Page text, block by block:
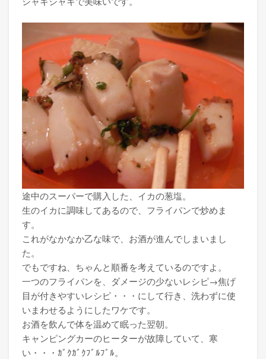
途中のスーパーで購入した、イカの葱塩。
生のイカに調味してあるので、フライパンで炒めま
す。
これがなかなか乙な味で、お酒が進んでしまいまし
た。
でもですね、ちゃんと順番を考えているのですよ。
一つのフライパンを、ダメージの少ないレシピ→焦げ
目が付きやすいレシピ・・・にして行き、洗わずに使
いまわせるようにしたワケです。
お酒を飲んで体を温めて眠った翌朝。
キャンピングカーのヒーターが故障していて、寒
い・・・ｶﾞｸｶﾞｸﾌﾞﾙﾌﾞﾙ。